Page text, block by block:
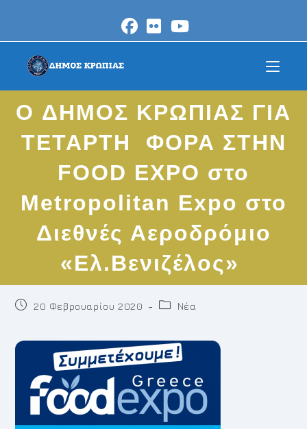
content
O ΔΗΜΟΣ ΚΡΩΠΙΑΣ ΓΙΑ
TETAΡΤΗ ΦΟΡΑ ΣΤΗΝ
FOOD EXPO στο
Μetropolitan Expo στο
Διεθνές Αεροδρόμιο
«Ελ.Βενιζέλος»
Post20 Φεβρουαρίου 2020
PostΝέα